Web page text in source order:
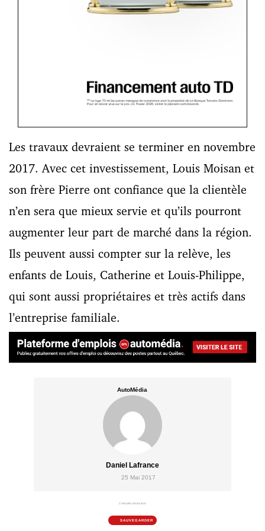
AutoMédia
Daniel Lafrance
25 Mai 2017
2 minutes de lecture
SAUVEGARDER
Les travaux devraient se terminer en novembre
2017. Avec cet investissement, Louis Moisan et
son frère Pierre ont confiance que la clientèle
n’en sera que mieux servie et qu’ils pourront
augmenter leur part de marché dans la région.
Ils peuvent aussi compter sur la relève, les
enfants de Louis, Catherine et Louis-Philippe,
qui sont aussi propriétaires et très actifs dans
l’entreprise familiale.